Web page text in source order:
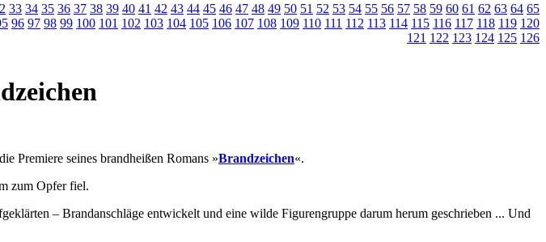
33 34 35 36 37 38 39 40 41 42 43 44 45 46 47 48 49 50 51 52 53 54 55 56 57 58 59 60 61 62 63 64 65
96 97 98 99 100 101 102 103 104 105 106 107 108 109 110 111 112 113 114 115 116 117 118 119 120
121 122 123 124 125 126
Premiere seines brandheißen Romans »Brandzeichen«.
zum Opfer fiel.
– Brandanschläge entwickelt und eine wilde Figurengruppe darum herum geschrieben ... Und